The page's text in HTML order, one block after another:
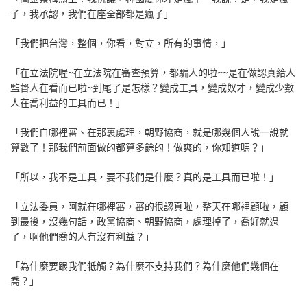
子，我承認，我們在座全部都是瘋子」
「我們把台灣，整個，你看，對立，所有的事情，」
「在立法院喔~在立法院在審查預算，都騙人的啦~~是在做認真給人
監督人在看而已啦~到尾了是怎樣？變成工具，變成奴才，變成少數
人在喬利益的工具而已！」
「我們自哪裡審、在那裏處理，朝野協商，就是哪幾個人說一說就
算數了！那我們前面做的都算多餘的！做爽的，你知道嗎？」
「所以，我不是工具，要不我們是什麼？真的是工具而已啦！」
「立法委員，阿就在哪裡審，審的很認真啦，整天在哪裡顧啦，顧
到最後，沒幾句話，政黨協商、朝野協商，處理掉了，喬好就過
了，啊他們喬的人有沒有利益？」
「為什麼要跟我們牴觸？為什麼不支持我們？為什麼他們幾個在
喬？」